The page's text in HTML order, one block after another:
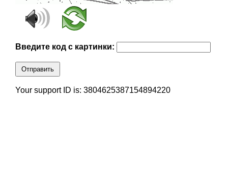
Введите код с картинки:
Отправить
Your support ID is: 3804625387154894220